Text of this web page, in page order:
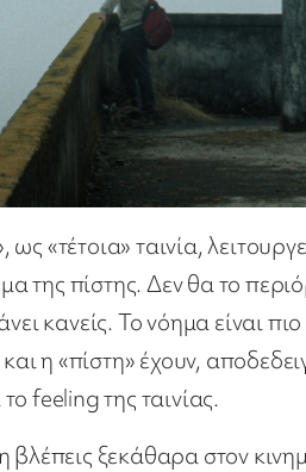
«τέτοια» ταινία,
της πίστης. Δεν θα το
κανείς. Το νόημα είναι
η «πίστη» έχουν,
feeling της ταινίας.
βλέπεις ξεκάθαρα στον